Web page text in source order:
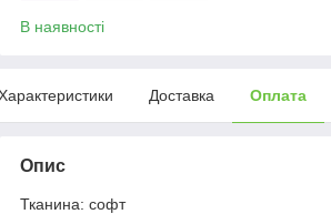
В наявності
Доставка Оплата
Опис
Тканина: софт